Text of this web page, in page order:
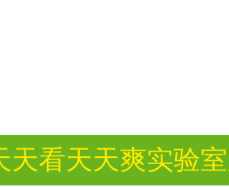
天看天天爽实验